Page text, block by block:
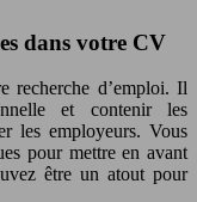
dans votre CV
recherche d’emploi. Il
et contenir les
les employeurs. Vous
pour mettre en avant
être un atout pour